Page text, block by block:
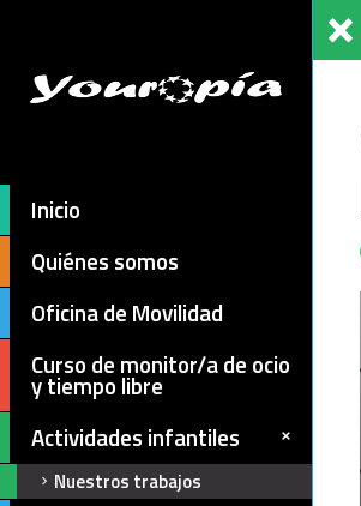
Inicio
Quiénes somos
Oficina de Movilidad
Curso de monitor/a de ocio
y tiempo libre
Actividades infantiles
Nuestros trabajos